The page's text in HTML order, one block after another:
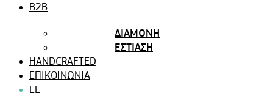
B2B
ΔΙΑΜΟΝΗ
ΕΣΤΙΑΣΗ
HANDCRAFTED
ΕΠΙΚΟΙΝΩΝΙΑ
EL